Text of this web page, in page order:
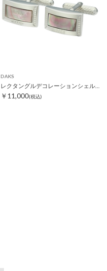
DAKS
レクタングルデコレーションシェルカフス ブラック
￥11,000(税込)